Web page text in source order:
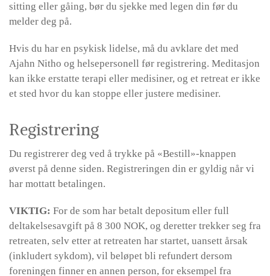
sitting eller gåing, bør du sjekke med legen din før du
melder deg på.
Hvis du har en psykisk lidelse, må du avklare det med
Ajahn Nitho og helsepersonell før registrering. Meditasjon
kan ikke erstatte terapi eller medisiner, og et retreat er ikke
et sted hvor du kan stoppe eller justere medisiner.
Registrering
Du registrerer deg ved å trykke på «Bestill»-knappen
øverst på denne siden. Registreringen din er gyldig når vi
har mottatt betalingen.
VIKTIG: For de som har betalt depositum eller full
deltakelsesavgift på 8 300 NOK, og deretter trekker seg fra
retreaten, selv etter at retreaten har startet, uansett årsak
(inkludert sykdom), vil beløpet bli refundert dersom
foreningen finner en annen person, for eksempel fra